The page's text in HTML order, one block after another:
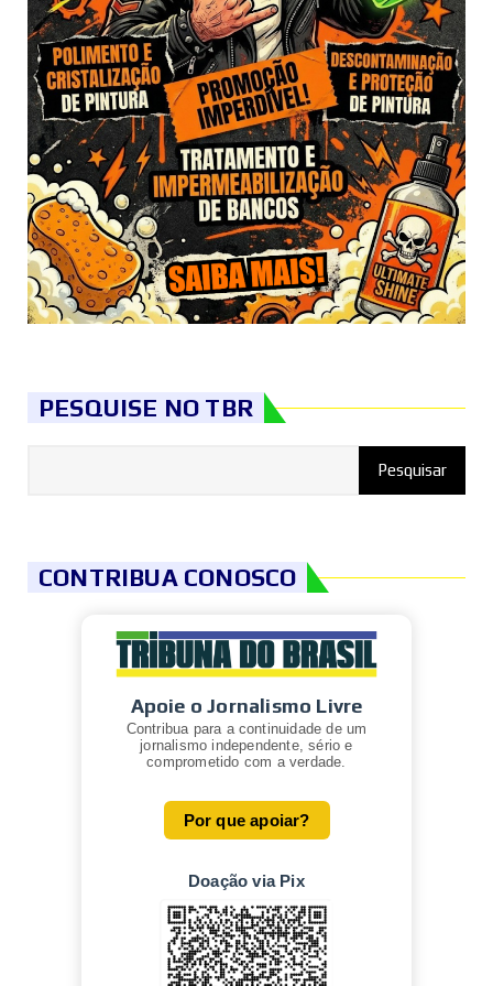
PESQUISE NO TBR
CONTRIBUA CONOSCO
Apoie o Jornalismo Livre
Contribua para a continuidade de um
jornalismo independente, sério e
comprometido com a verdade.
Por que apoiar?
Doação via Pix